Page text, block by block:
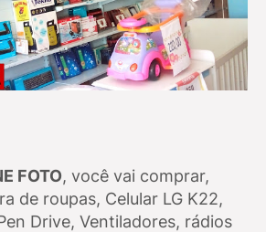
FOTO, você vai comprar,
de roupas, Celular LG K22,
Drive, Ventiladores, rádios